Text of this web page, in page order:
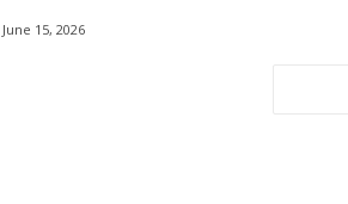
June 15, 2026